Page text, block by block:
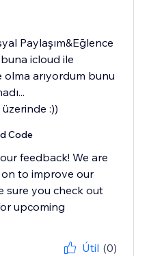
Paylaşım&Eğlence
icloud ile
olma arıyordum bunu
:))
Code
feedback! We are
to improve our
sure you check out
upcoming
Útil (0)